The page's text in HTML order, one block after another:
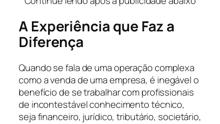
A Experiência que Faz a
Diferença
Quando se fala de uma operação complexa
como a venda de uma empresa, é inegável o
benefício de se trabalhar com profissionais
de incontestável conhecimento técnico,
seja financeiro, jurídico, tributário, societário,